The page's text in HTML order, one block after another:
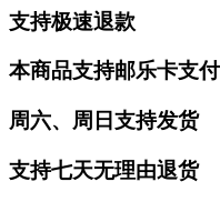
支持极速退款
本商品支持邮乐卡支付
周六、周日支持发货
支持七天无理由退货